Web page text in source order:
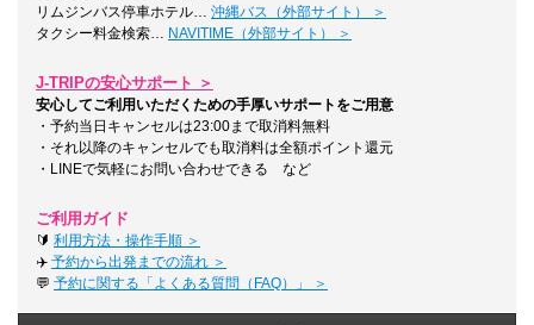
リムジンバス停車ホテル… 沖縄バス（外部サイト） ＞
タクシー料金検索… NAVITIME（外部サイト） ＞
J-TRIPの安心サポート ＞
安心してご利用いただくための手厚いサポートをご用意
・予約当日キャンセルは23:00まで取消料無料
・それ以降のキャンセルでも取消料は全額ポイント還元
・LINEで気軽にお問い合わせできる など
ご利用ガイド
🔰 利用方法・操作手順 ＞
✈️ 予約から出発までの流れ ＞
💬 予約に関する「よくある質問（FAQ）」 ＞